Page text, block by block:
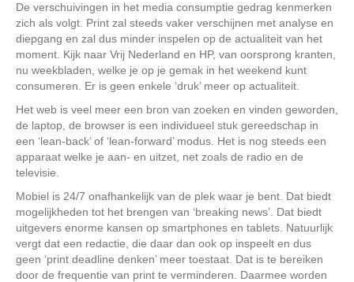
De verschuivingen in het media consumptie gedrag kenmerken
zich als volgt. Print zal steeds vaker verschijnen met analyse en
diepgang en zal dus minder inspelen op de actualiteit van het
moment. Kijk naar Vrij Nederland en HP, van oorsprong kranten,
nu weekbladen, welke je op je gemak in het weekend kunt
consumeren. Er is geen enkele ‘druk’ meer op actualiteit.
Het web is veel meer een bron van zoeken en vinden geworden,
de laptop, de browser is een individueel stuk gereedschap in
een ‘lean-back’ of ‘lean-forward’ modus. Het is nog steeds een
apparaat welke je aan- en uitzet, net zoals de radio en de
televisie.
Mobiel is 24/7 onafhankelijk van de plek waar je bent. Dat biedt
mogelijkheden tot het brengen van ‘breaking news’. Dat biedt
uitgevers enorme kansen op smartphones en tablets. Natuurlijk
vergt dat een redactie, die daar dan ook op inspeelt en dus
geen ‘print deadline denken’ meer toestaat. Dat is te bereiken
door de frequentie van print te verminderen. Daarmee worden